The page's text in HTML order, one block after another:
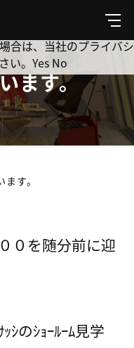
メ
ニ
ュ
ます。
す。
０を随分前に迎
ｼのｼｮｰﾙｰﾑ見学
跡してもよろしいです
極めて重視しています。
合は、当社のプライバシ
い。 Yes No